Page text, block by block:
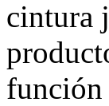
cintura